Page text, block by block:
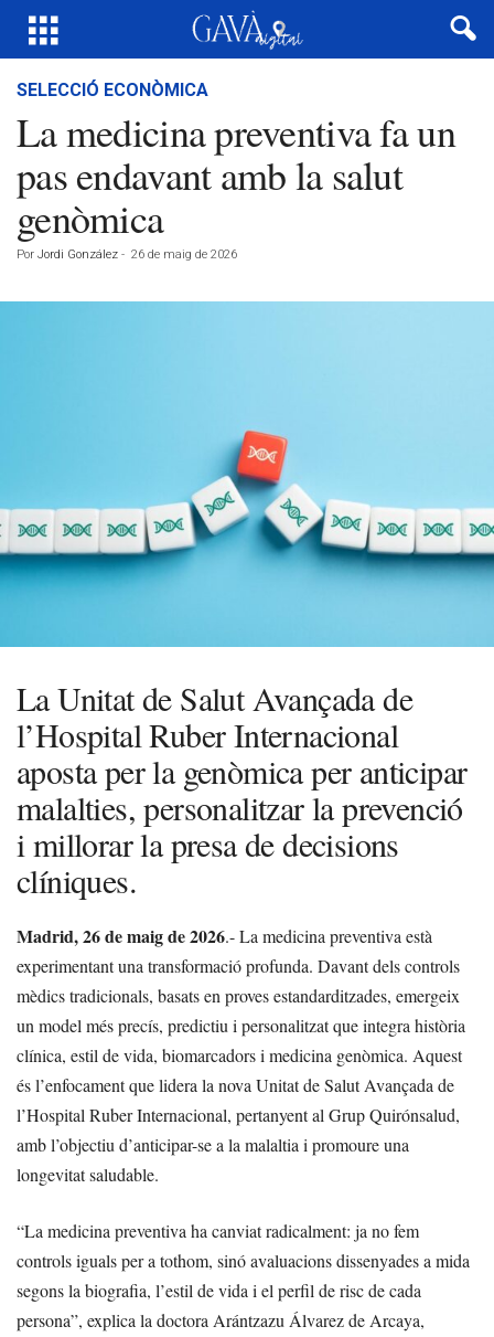
SELECCIÓ ECONÒMICA
La medicina preventiva fa un
pas endavant amb la salut
genòmica
Por Jordi González - 26 de maig de 2026
La Unitat de Salut Avançada de
l’Hospital Ruber Internacional
aposta per la genòmica per anticipar
malalties, personalitzar la prevenció
i millorar la presa de decisions
clíniques.
Madrid, 26 de maigde 2026.- La medicina preventiva està
experimentant una transformació profunda. Davant dels controls
mèdics tradicionals, basats en proves estandarditzades, emergeix
un model més precís, predictiu i personalitzat que integra història
clínica, estil de vida, biomarcadors i medicina genòmica. Aquest
és l’enfocament que lidera la nova Unitat de Salut Avançada de
l’Hospital Ruber Internacional, pertanyent al Grup Quirónsalud,
amb l’objectiu d’anticipar-se a la malaltia i promoure una
longevitat saludable.
“La medicina preventiva ha canviat radicalment: ja no fem
controls iguals per a tothom, sinó avaluacions dissenyades a mida
segons la biografia, l’estil de vida i el perfil de risc de cada
persona”, explica la doctora Arántzazu Álvarez de Arcaya,